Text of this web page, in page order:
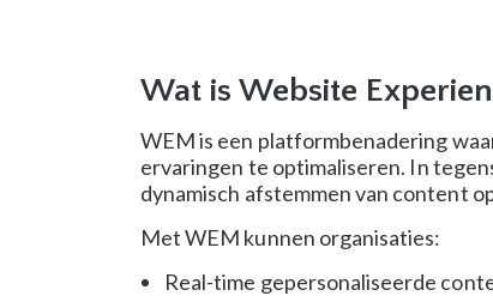
Wat is Website
WEM is een platformbenadering
ervaringen te optimaliseren. In
dynamisch afstemmen van content
Met WEM kunnen organisaties:
Real-time gepersonaliseerde